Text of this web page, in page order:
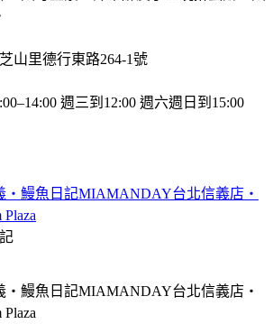
山里德行東路264-1號
週三到12:00 週六週日到15:00
‧鰻魚日記MIAMANDAY台北信義店‧
‧鰻魚日記MIAMANDAY台北信義店‧